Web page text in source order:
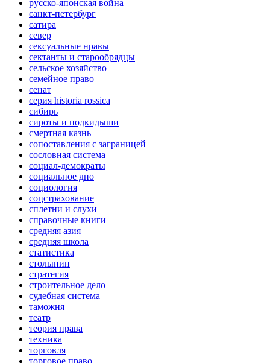
русско-японская война
санкт-петербург
сатира
север
сексуальные нравы
сектанты и старообрядцы
сельское хозяйство
семейное право
сенат
серия historia rossica
сибирь
сироты и подкидыши
смертная казнь
сопоставления с заграницей
сословная система
социал-демократы
социальное дно
социология
соцстрахование
сплетни и слухи
справочные книги
средняя азия
средняя школа
статистика
столыпин
стратегия
строительное дело
судебная система
таможня
театр
теория права
техника
торговля